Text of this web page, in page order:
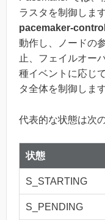
ラスタを制御しま
pacemaker-
動作し、ノードの
止、フェイルオー
種イベントに応じ
タ全体を制御します
代表的な状態は次
状態
S_STARTING
S_PENDING